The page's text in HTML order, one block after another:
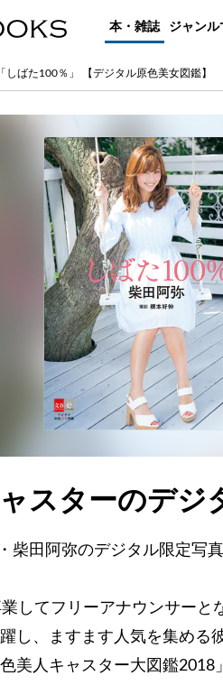
本・雑誌 ジャンル
しばた100％」 【デジタル原色美女図鑑】
スターのデジ
柴田阿弥のデジタル限定写真
してフリーアナウンサーと
し、ますます人気を集める
美人キャスター大図鑑2018